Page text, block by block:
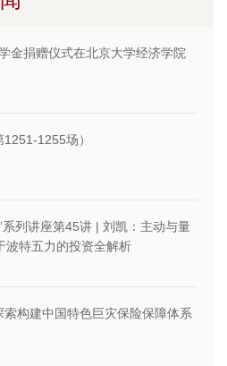
金捐赠仪式在北京大学经济学院
1255场）
系列讲座第45讲 | 刘凯：主动与量
特五力的投资全解析
构建中国特色巨灾保险保障体系